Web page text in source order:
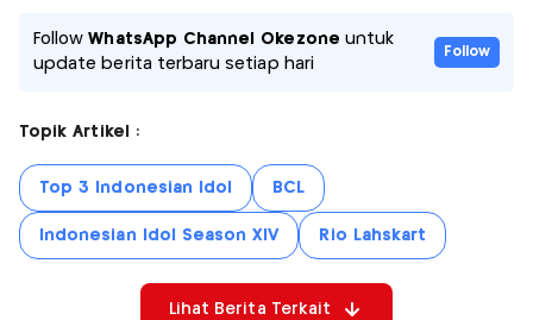
FollowWhatsApp Channel Okezone untuk
update berita terbaru setiap hari
Follow
Topik Artikel :
Top 3 Indonesian Idol BCL
Indonesian Idol Season XIV Rio Lahskart
Lihat Berita Terkait